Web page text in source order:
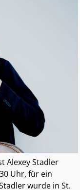
Alexey Stadler
Uhr, für ein
wurde in St.